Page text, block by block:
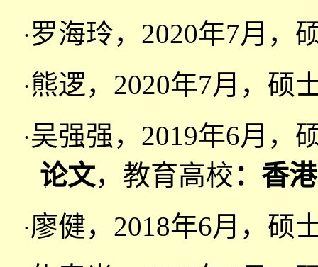
·罗海玲，2020年7月，
·熊逻，2020年7月，硕
·吴强强，2019年6月，
论文，教育高校：香
·廖健，2018年6月，硕